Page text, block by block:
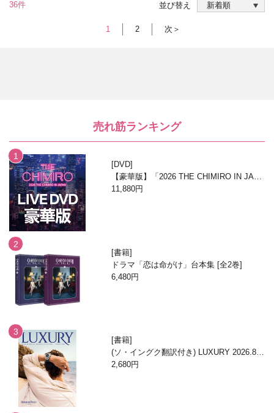
36件
1 2 次＞
並び替え
売れ筋ランキング
DVD
【豪華版】「2026 THE CHIMIRO IN JAPA
N」DVD
11,880円
書籍
ドラマ「恋は命がけ」台本集 [全2巻]
6,480円
書籍
(ソ・イングク翻訳付き) LUXURY 2026.8月
号
2,680円